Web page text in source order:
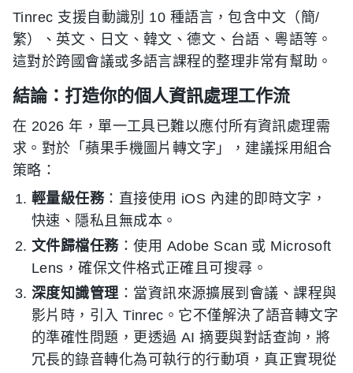
Tinrec 支援自動識別 10 種語言，包含中文（簡/
繁）、英文、日文、韓文、德文、台語、粵語等。
這對於跨國會議或多語言課程的整理非常有幫助。
結論：打造你的個人資訊處理工作流
在 2026 年，單一工具已難以應付所有資訊處理需
求。對於「蘋果手機圖片轉文字」，建議採用組合
策略：
輕量級任務：直接使用 iOS 內建的即時文字，
快速、隱私且無成本。
文件歸檔任務：使用 Adobe Scan 或 Microsoft
Lens，確保文件格式正確且可搜尋。
深度知識管理：當資訊來源擴展到會議、課程與
影片時，引入 Tinrec。它不僅解決了語音轉文字
的準確性問題，更透過 AI 摘要與對話查詢，將
冗長的錄音轉化為可執行的行動項，真正實現從